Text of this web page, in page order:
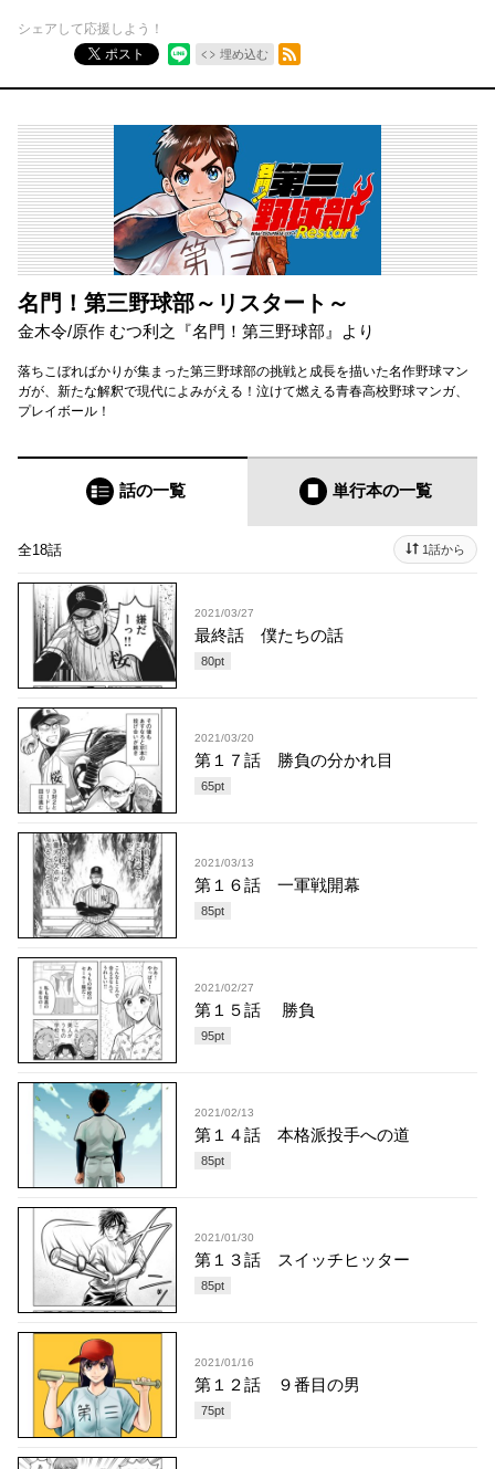
シェアして応援しよう！
ポスト
埋め込む
RSSフィード
名門！第三野球部～リスタート～
金木令/原作 むつ利之『名門！第三野球部』より
落ちこぼればかりが集まった第三野球部の挑戦と成長を描いた名作野球マン
ガが、新たな解釈で現代によみがえる！泣けて燃える青春高校野球マンガ、
プレイボール！
話の一覧 単行本の一覧
全18話 1話から
2021/03/27
最終話 僕たちの話
80pt
2021/03/20
第１７話 勝負の分かれ目
65pt
2021/03/13
第１６話 一軍戦開幕
85pt
2021/02/27
第１５話 勝負
95pt
2021/02/13
第１４話 本格派投手への道
85pt
2021/01/30
第１３話 スイッチヒッター
85pt
2021/01/16
第１２話 ９番目の男
75pt